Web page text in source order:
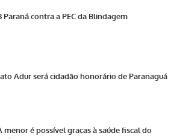
Paraná contra a PEC da Blindagem
Adur será cidadão honorário de Paranaguá
menor é possível graças à saúde fiscal do